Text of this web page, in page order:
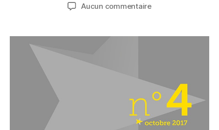
Aucun commentairesur
décisions